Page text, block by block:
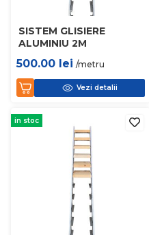
SISTEM GLISIERE
ALUMINIU 2M
500.00 lei /metru
Vezi detalii
in stoc